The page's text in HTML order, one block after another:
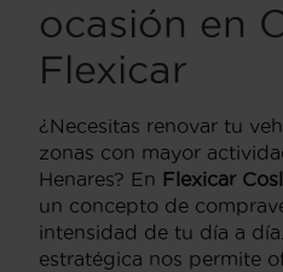
ocasión en
Flexicar
¿Necesitas renovar tu
zonas con mayor
Henares? En Flexicar
un concepto de
intensidad de tu día a
estratégica nos permite